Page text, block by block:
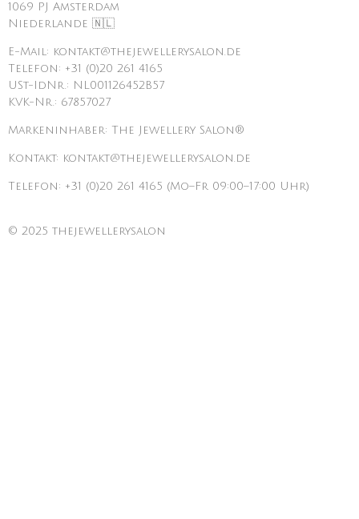
1069 PJ Amsterdam
Niederlande 🇳🇱
E-Mail: kontakt@thejewellerysalon.de
Telefon: +31 (0)20 261 4165
USt-IdNr.: NL001126452B57
KVK-Nr.: 67857027
Markeninhaber: The Jewellery Salon®
Kontakt: kontakt@thejewellerysalon.de
Telefon: +31 (0)20 261 4165 (Mo–Fr 09:00–17:00 Uhr)
© 2025 thejewellerysalon